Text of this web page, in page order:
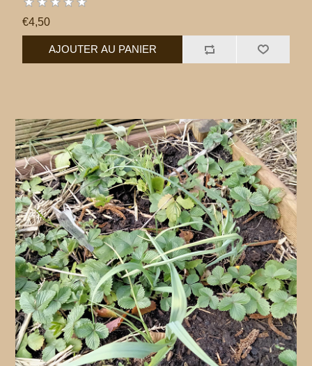
€4,50